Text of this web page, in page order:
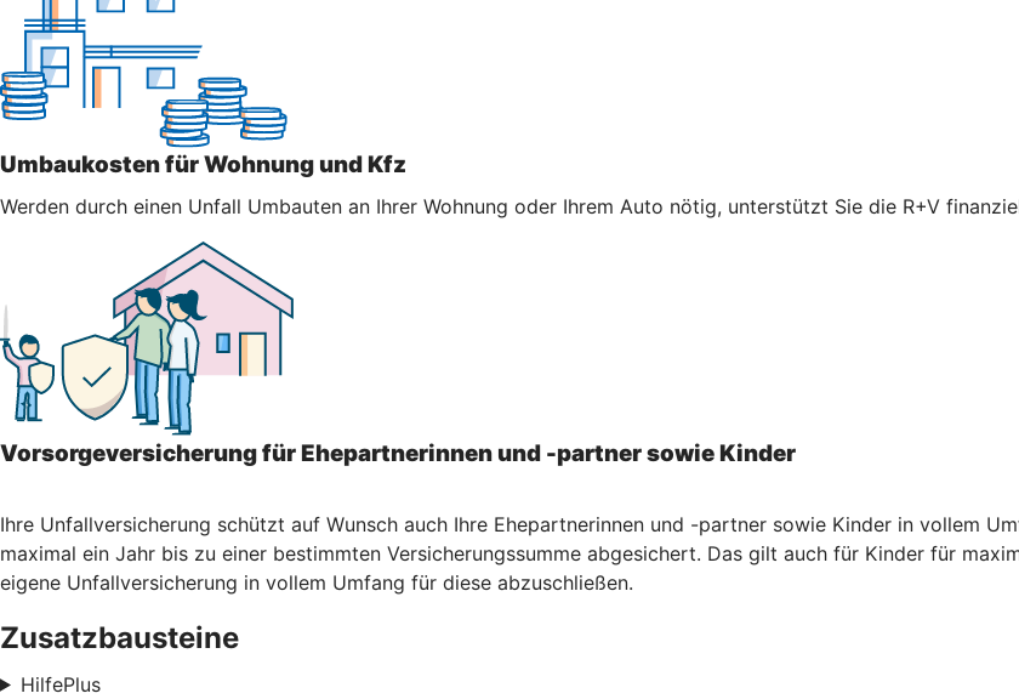
Umbaukosten für Wohnung und Kfz
Werden durch einen Unfall Umbauten an Ihrer Wohnung oder Ihrem Auto nötig, unterstützt Sie die R+V
Vorsorgeversicherung für Ehepartnerinnen und -partner sowie Kinder
Ihre Unfallversicherung schützt auf Wunsch auch Ihre Ehepartnerinnen und -partner sowie Kinder in vollem
maximal ein Jahr bis zu einer bestimmten Versicherungssumme abgesichert. Das gilt auch für Kinder für
eigene Unfallversicherung in vollem Umfang für diese abzuschließen.
Zusatzbausteine
HilfePlus